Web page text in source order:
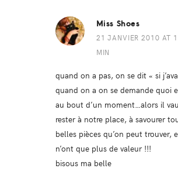
Miss Shoes
21 JANVIER 2010 AT
MIN
quand on a pas, on se dit « si
quand on a on se demande quoi
au bout d’un moment…alors il
rester à notre place, à savourer
belles pièces qu’on peut trouver,
n’ont que plus de valeur !!!
bisous ma belle